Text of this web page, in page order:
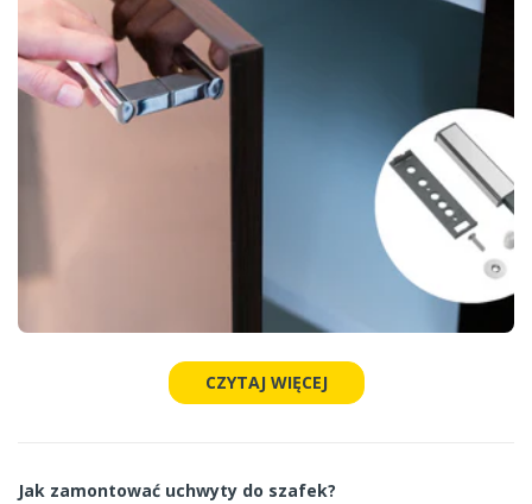
CZYTAJ WIĘCEJ
Jak zamontować uchwyty do szafek?